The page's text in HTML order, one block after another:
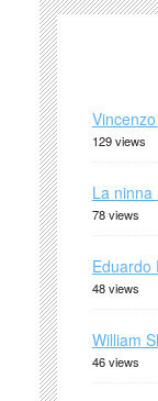
129 views
La ninna
78 views
Eduardo
48 views
William
46 views